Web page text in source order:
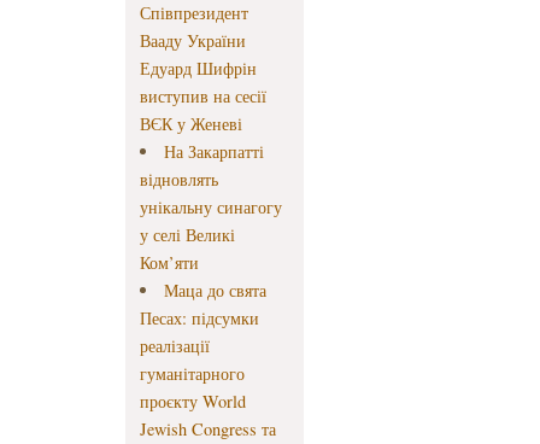
Співпрезидент
Вааду України
Едуард Шифрін
виступив на сесії
ВЄК у Женеві
На Закарпатті
відновлять
унікальну синагогу
у селі Великі
Ком’яти
Маца до свята
Песах: підсумки
реалізації
гуманітарного
проєкту World
Jewish Congress та